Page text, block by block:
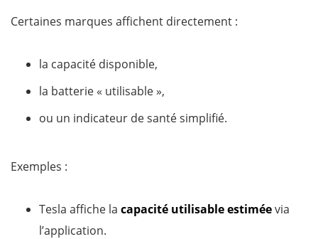
Certaines marques affichent directement :
la capacité disponible,
la batterie « utilisable »,
ou un indicateur de santé simplifié.
Exemples :
Tesla affiche la capacité utilisable estiméevia
l’application.